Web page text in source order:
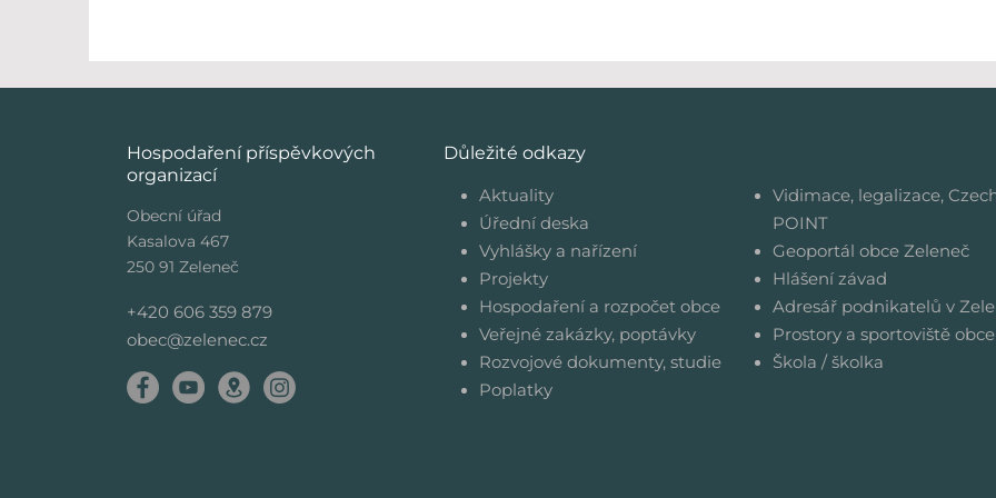
Hospodaření příspěvkových
organizací
Obecní úřad
Kasalova 467
250 91 Zeleneč
+420 606 359 879
obec@zelenec.cz
Důležité odkazy
Aktuality
Úřední deska
Vyhlášky a nařízení
Projekty
Hospodaření a rozpočet obce
Veřejné zakázky, poptávky
Rozvojové dokumenty, studie
Poplatky
Vidimace, legalizace,
POINT
Geoportál obce Zeleneč
Hlášení závad
Adresář podnikatelů v
Prostory a sportoviště obce
Škola / školka